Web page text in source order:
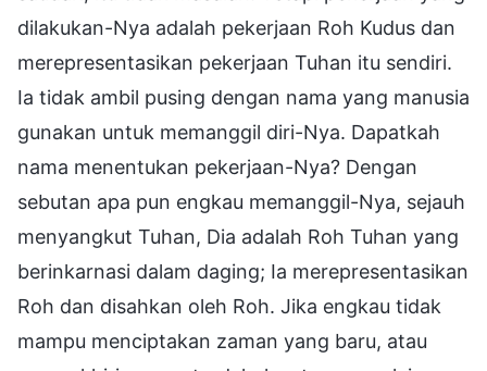
dilakukan-Nya adalah pekerjaan Roh Kudus dan
merepresentasikan pekerjaan Tuhan itu sendiri.
Ia tidak ambil pusing dengan nama yang manusia
gunakan untuk memanggil diri-Nya. Dapatkah
nama menentukan pekerjaan-Nya? Dengan
sebutan apa pun engkau memanggil-Nya, sejauh
menyangkut Tuhan, Dia adalah Roh Tuhan yang
berinkarnasi dalam daging; Ia merepresentasikan
Roh dan disahkan oleh Roh. Jika engkau tidak
mampu menciptakan zaman yang baru, atau